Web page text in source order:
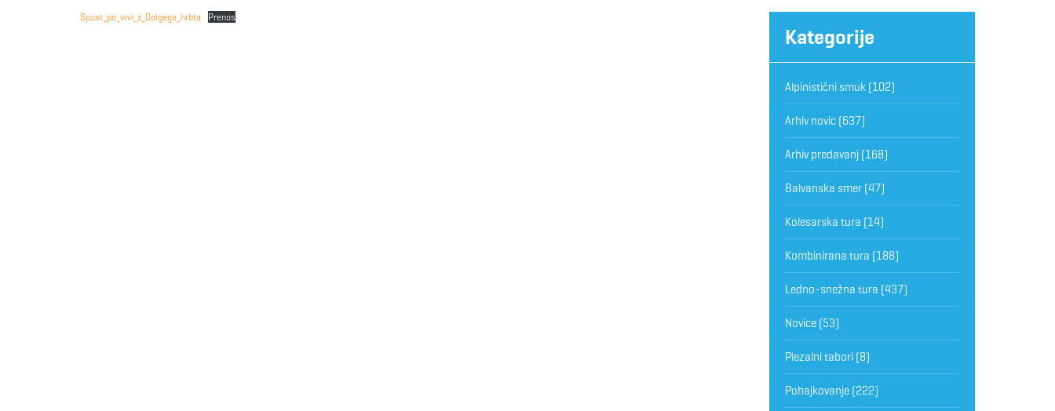
Spust_po_vrvi_z_Dolgega_hrbta Prenos
Kategorije
Alpinistični smuk(102)
Arhiv novic(637)
Arhiv predavanj(168)
Balvanska smer(47)
Kolesarska tura (14)
Kombinirana tura (188)
Ledno-snežna tura (437)
Novice(53)
Plezalni tabori(8)
Pohajkovanje(222)